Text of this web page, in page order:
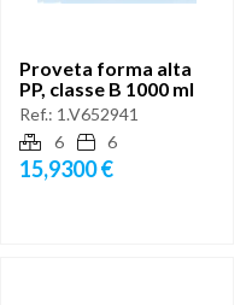
Proveta forma alta
PP, classe B 1000 ml
Ref.: 1.V652941
6
6
15,9300 €